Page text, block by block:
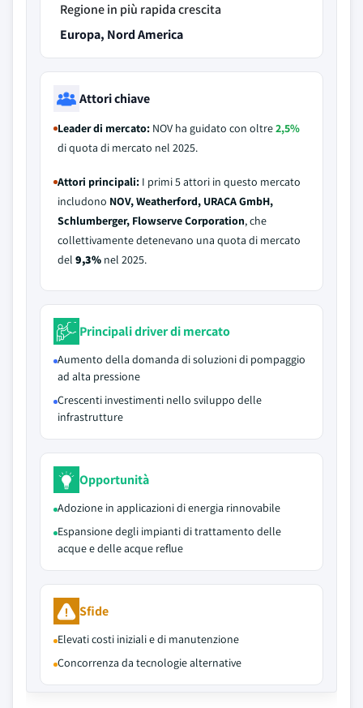
Regione in più rapida crescita
Europa, Nord America
Attori chiave
Leader di mercato: NOV ha guidato con oltre2,5%
di quota di mercato nel 2025.
Attori principali: I primi 5 attori in questo mercato
includono NOV, Weatherford, URACA GmbH,
Schlumberger, Flowserve Corporation, che
collettivamente detenevano una quota di mercato
del 9,3% nel 2025.
Principali driver di mercato
Aumento della domanda di soluzioni di pompaggio
ad alta pressione
Crescenti investimenti nello sviluppo delle
infrastrutture
Opportunità
Adozione in applicazioni di energia rinnovabile
Espansione degli impianti di trattamento delle
acque e delle acque reflue
Sfide
Elevati costi iniziali e di manutenzione
Concorrenza da tecnologie alternative